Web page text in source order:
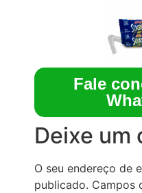
Fale
Deixe um
O seu endereço de
publicado. Campos